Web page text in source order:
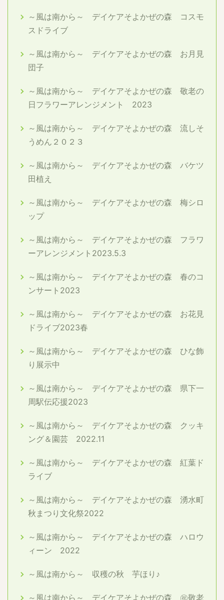
～風は南から～ デイケアそよかぜの森 コスモ
スドライブ
～風は南から～ デイケアそよかぜの森 お月見
団子
～風は南から～ デイケアそよかぜの森 敬老の
日フラワーアレンジメント 2023
～風は南から～ デイケアそよかぜの森 流しそ
うめん２０２３
～風は南から～ デイケアそよかぜの森 バケツ
田植え
～風は南から～ デイケアそよかぜの森 梅シロ
ップ
～風は南から～ デイケアそよかぜの森 フラワ
ーアレンジメント2023.5.3
～風は南から～ デイケアそよかぜの森 春のコ
ンサート2023
～風は南から～ デイケアそよかぜの森 お花見
ドライブ2023春
～風は南から～ デイケアそよかぜの森 ひな飾
り展示中
～風は南から～ デイケアそよかぜの森 県下一
周駅伝応援2023
～風は南から～ デイケアそよかぜの森 クッキ
ング＆園芸 2022.11
～風は南から～ デイケアそよかぜの森 紅葉ド
ライブ
～風は南から～ デイケアそよかぜの森 湧水町
秋まつり文化祭2022
～風は南から～ デイケアそよかぜの森 ハロウ
ィーン 2022
～風は南から～ 収穫の秋 芋ほり♪
～風は南から～ デイケアそよかぜの森 ㊗敬老